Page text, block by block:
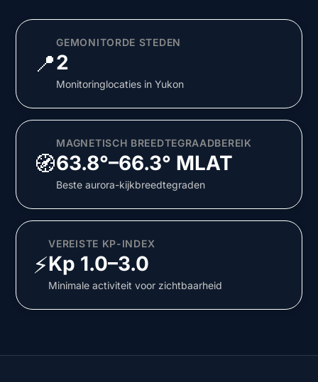
📍
GEMONITORDE STEDEN
2
Monitoringlocaties in Yukon
🧭
MAGNETISCH BREEDTEGRAADBEREIK
63.8°–66.3° MLAT
Beste aurora-kijkbreedtegraden
⚡
VEREISTE KP-INDEX
Kp 1.0–3.0
Minimale activiteit voor zichtbaarheid